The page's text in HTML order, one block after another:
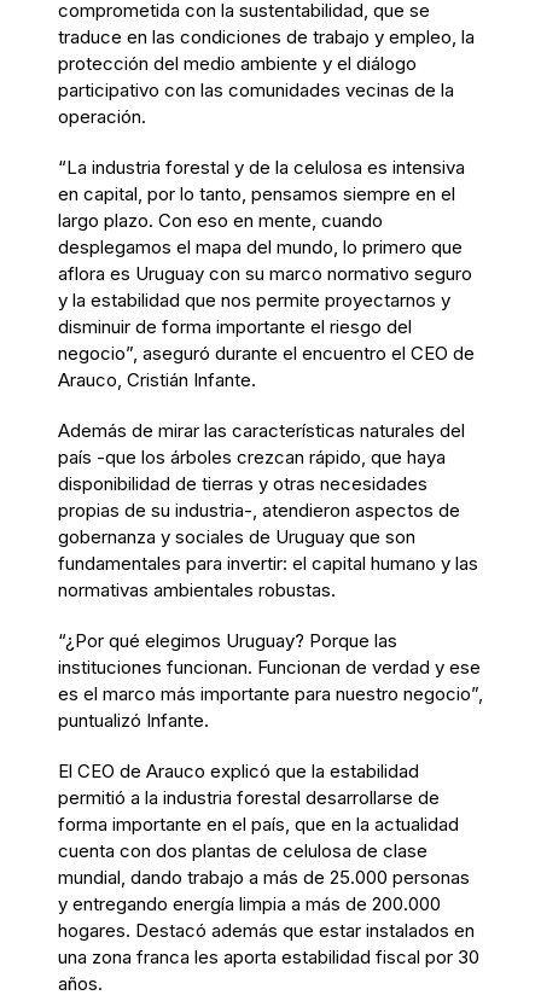
comprometida con la sustentabilidad, que se
traduce en las condiciones de trabajo y empleo, la
protección del medio ambiente y el diálogo
participativo con las comunidades vecinas de la
operación.
“La industria forestal y de la celulosa es intensiva
en capital, por lo tanto, pensamos siempre en el
largo plazo. Con eso en mente, cuando
desplegamos el mapa del mundo, lo primero que
aflora es Uruguay con su marco normativo seguro
y la estabilidad que nos permite proyectarnos y
disminuir de forma importante el riesgo del
negocio”, aseguró durante el encuentro el CEO de
Arauco, Cristián Infante.
Además de mirar las características naturales del
país -que los árboles crezcan rápido, que haya
disponibilidad de tierras y otras necesidades
propias de su industria-, atendieron aspectos de
gobernanza y sociales de Uruguay que son
fundamentales para invertir: el capital humano y las
normativas ambientales robustas.
“¿Por qué elegimos Uruguay? Porque las
instituciones funcionan. Funcionan de verdad y ese
es el marco más importante para nuestro negocio”,
puntualizó Infante.
El CEO de Arauco explicó que la estabilidad
permitió a la industria forestal desarrollarse de
forma importante en el país, que en la actualidad
cuenta con dos plantas de celulosa de clase
mundial, dando trabajo a más de 25.000 personas
y entregando energía limpia a más de 200.000
hogares. Destacó además que estar instalados en
una zona franca les aporta estabilidad fiscal por 30
años.